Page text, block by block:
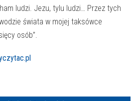
ludzi. Jezu, tylu ludzi… Przez tych
świata w mojej taksówce
osób”.